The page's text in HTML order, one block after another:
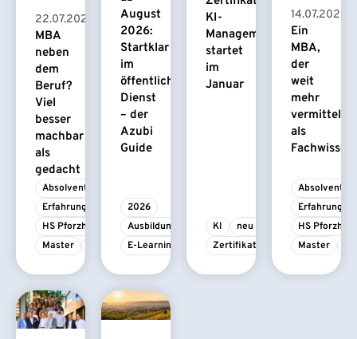
22.07.2026
MBA
neben
dem
Beruf?
Viel
besser
machbar
als
gedacht
Absolvent/-in
Erfahrungsbericht
HS Pforzheim
Master
August
2026:
Startklar
im
öffentlichen
Dienst
– der
Azubi
Guide
2026
Ausbildung
E-Learning
KI-
Management
startet
im
Januar
KI
neu
Zertifikatskurs
14.07.2026
Ein
MBA,
der
weit
mehr
vermittelt
als
Fachwissen
Absolvent/-
HS
Master